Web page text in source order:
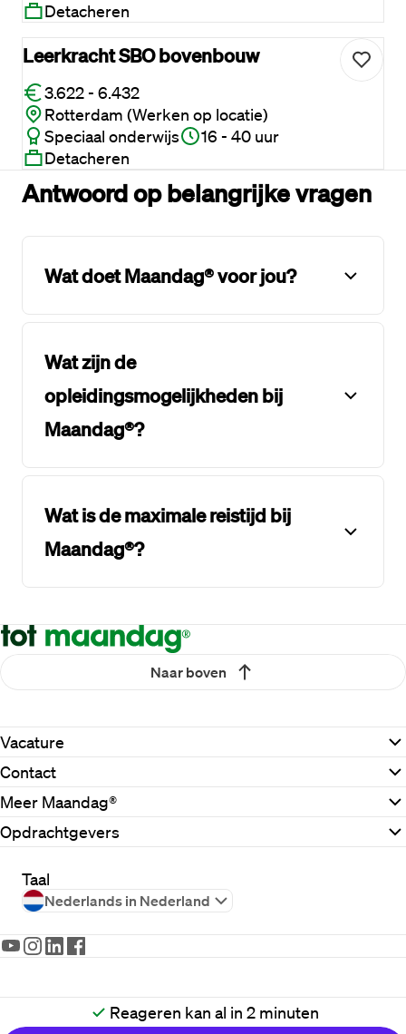
Reageren kan al in 2 minuten
Detacheren
Leerkracht SBO bovenbouw
3.622 - 6.432
Rotterdam (Werken op locatie)
Speciaal onderwijs
16 - 40 uur
Detacheren
Antwoord op belangrijke vragen
Wat doet Maandag® voor jou?
Wat zijn de
opleidingsmogelijkheden bij
Maandag®?
Wat is de maximale reistijd bij
Maandag®?
Naar boven
Vacature
Contact
Meer Maandag®
Opdrachtgevers
Taal
Nederlands in Nederland
Maandag®